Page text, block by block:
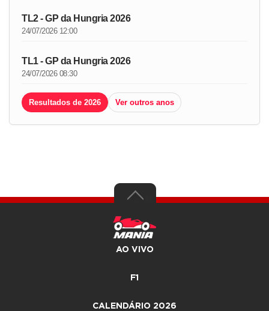
TL2 - GP da Hungria 2026
24/07/2026 12:00
TL1 - GP da Hungria 2026
24/07/2026 08:30
Resultados de 2026 Ver outros anos
AO VIVO
F1
CALENDÁRIO 2026